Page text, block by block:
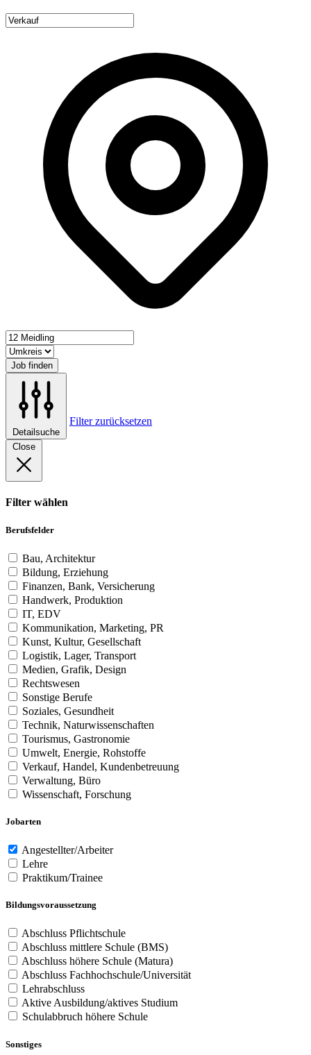
Job finden
Detailsuche
Filter zurücksetzen
Close
Filter wählen
Berufsfelder
Bau, Architektur
Bildung, Erziehung
Finanzen, Bank, Versicherung
Handwerk, Produktion
IT, EDV
Kommunikation, Marketing, PR
Kunst, Kultur, Gesellschaft
Logistik, Lager, Transport
Medien, Grafik, Design
Rechtswesen
Sonstige Berufe
Soziales, Gesundheit
Technik, Naturwissenschaften
Tourismus, Gastronomie
Umwelt, Energie, Rohstoffe
Verkauf, Handel, Kundenbetreuung
Verwaltung, Büro
Wissenschaft, Forschung
Jobarten
Angestellter/Arbeiter
Lehre
Praktikum/Trainee
Bildungsvoraussetzung
Abschluss Pflichtschule
Abschluss mittlere Schule (BMS)
Abschluss höhere Schule (Matura)
Abschluss Fachhochschule/Universität
Lehrabschluss
Aktive Ausbildung/aktives Studium
Schulabbruch höhere Schule
Sonstiges